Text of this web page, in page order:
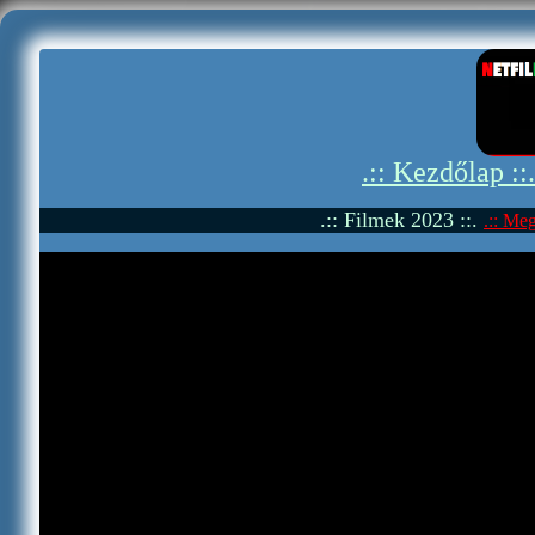
.:: Kezdőlap
.:: Filmek 2023 ::. .::